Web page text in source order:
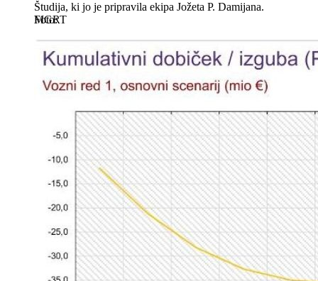
Študija, ki jo je pripravila ekipa Jožeta P. Damijana.
MGRT